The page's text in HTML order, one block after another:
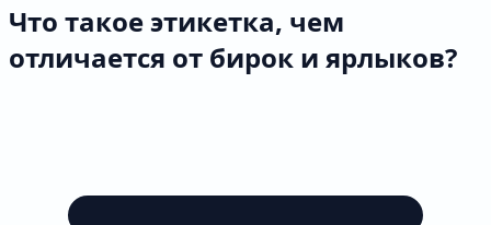
Что такое этикетка, чем
отличается от бирок и ярлыков?